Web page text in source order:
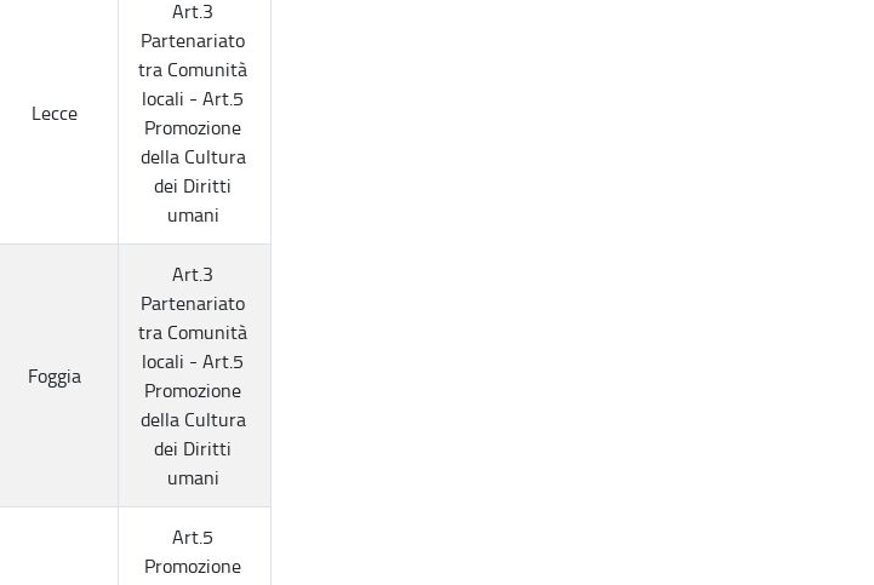
Lecce
Art.3
Partenariato
tra Comunità
locali - Art.5
Promozione
della Cultura
dei Diritti
umani
Foggia
Art.3
Partenariato
tra Comunità
locali - Art.5
Promozione
della Cultura
dei Diritti
umani
Art.5
Promozione